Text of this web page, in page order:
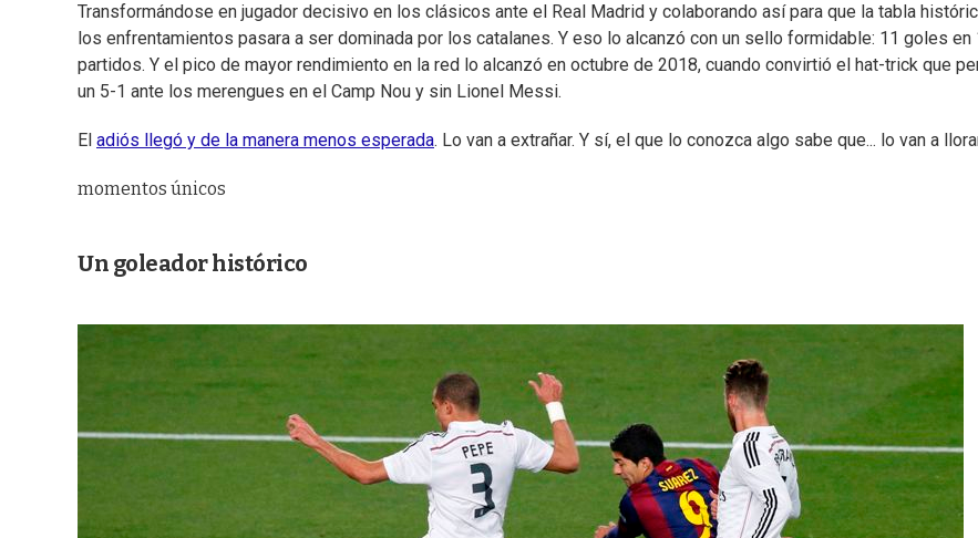
Transformándose en jugador decisivo en los clásicos ante el Real Madrid y colaborando así para que la tabla
los enfrentamientos pasara a ser dominada por los catalanes. Y eso lo alcanzó con un sello formidable: 11 goles en
partidos. Y el pico de mayor rendimiento en la red lo alcanzó en octubre de 2018, cuando convirtió el hat-trick que
un 5-1 ante los merengues en el Camp Nou y sin Lionel Messi.
El adiós llegó y de la manera menos esperada. Lo van a extrañar. Y sí, el que lo conozca algo sabe que... lo van a
momentos únicos
Un goleador histórico